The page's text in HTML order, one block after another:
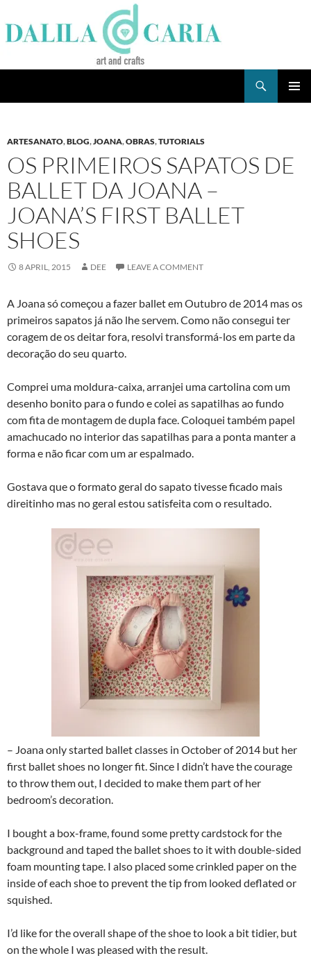
to
content
ARTESANATO,BLOG,JOANA,OBRAS,TUTORIALS
OS PRIMEIROS SAPATOS DE
BALLET DA JOANA –
JOANA’S FIRST BALLET
SHOES
8 APRIL, 2015 DEE LEAVE A COMMENT
A Joana só começou a fazer ballet em Outubro de 2014 mas os
primeiros sapatos já não lhe servem. Como não consegui ter
coragem de os deitar fora, resolvi transformá-los em parte da
decoração do seu quarto.
Comprei uma moldura-caixa, arranjei uma cartolina com um
desenho bonito para o fundo e colei as sapatilhas ao fundo
com fita de montagem de dupla face. Coloquei também papel
amachucado no interior das sapatilhas para a ponta manter a
forma e não ficar com um ar espalmado.
Gostava que o formato geral do sapato tivesse ficado mais
direitinho mas no geral estou satisfeita com o resultado.
– Joana only started ballet classes in October of 2014 but her
first ballet shoes no longer fit. Since I didn’t have the courage
to throw them out, I decided to make them part of her
bedroom’s decoration.
I bought a box-frame, found some pretty cardstock for the
background and taped the ballet shoes to it with double-sided
foam mounting tape. I also placed some crinkled paper on the
inside of each shoe to prevent the tip from looked deflated or
squished.
I’d like for the overall shape of the shoe to look a bit tidier, but
on the whole I was pleased with the result.